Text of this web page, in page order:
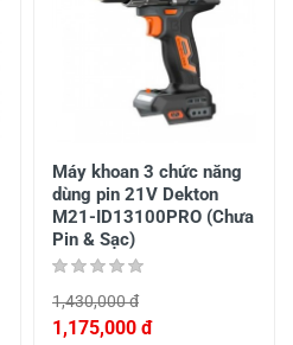
Máy khoan 3 chức năng
dùng pin 21V Dekton
M21-ID13100PRO (Chưa
Pin & Sạc)
1,430,000 đ
1,175,000 đ